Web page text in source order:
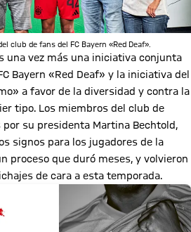
club de fans del FC Bayern «Red Deaf».
una vez más una iniciativa conjunta
Bayern «Red Deaf» y la iniciativa del
a favor de la diversidad y contra la
tipo. Los miembros del club de
por su presidenta Martina Bechtold,
signos para los jugadores de la
proceso que duró meses, y volvieron
de cara a esta temporada.